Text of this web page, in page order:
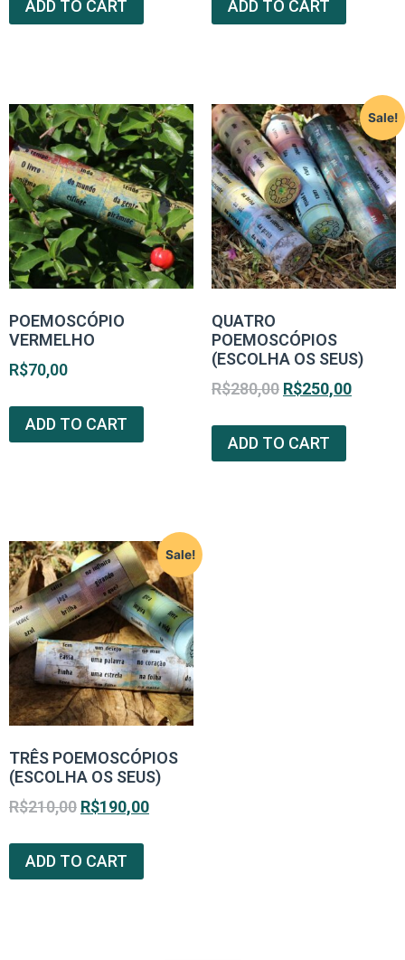
ADD TO CART ADD TO CART
POEMOSCÓPIO
VERMELHO
R$70,00
ADD TO CART
Sale!
QUATRO
POEMOSCÓPIOS
(ESCOLHA OS SEUS)
R$280,00 R$250,00
ADD TO CART
Sale!
TRÊS POEMOSCÓPIOS
(ESCOLHA OS SEUS)
R$210,00 R$190,00
ADD TO CART